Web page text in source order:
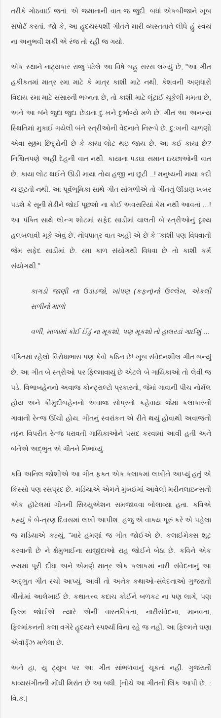
તરીકે ગોઠવાઈ જતાં. એ જમાનાની વાત જ જુદી. બધાં એકબીજાને ખૂબ
સપોર્ટ કરતાં. જો કે, આ હૃદયસ્પર્શી ગીતને મારી વ્યસ્તતાને લીધે હું સ્વયં
ના અનુભવી શકી એ રંજ તો રહી જ ગયો.
એક સ્થાને નાટ્યકાર રાજુ પટેલે આ વિષે બહુ સરસ લખ્યું છે, "આ ગીત
હકીકતમાં માત્ર રમા માટે કે માત્ર કાશી માટે નથી. કેશવની અણધારી
વિદાય રમા માટે સંસારની ભગ્નતા છે, તો કાશી માટે લૂંટાઈ ચૂકેલી મમતા છે,
અને આ બંને જુદા જુદા છેડાના દુ:ખને દુર્ભાગ્યે મળે છે. ગીત આ અનન્ય
સ્થિતિમાં મુકાઈ ગયેલી બંને સ્ત્રીઓની વેદનાને નિરૂપે છે. દુ:ખની ચાળણી
એવા સૂક્ષ્મ છિદ્રોની છે કે કાયા લોટ થઇ જાય છે. આ કઈ કાયા છે?
નિશ્ચિતપણે અહીં દેહની વાત નથી. કાયાના પડઘા સમાન ઇચ્છાઓની વાત
છે. કાયા લોટ થઈને ઊડી માયા તોય હજી ના છૂટી ..! મનુષ્યની માયા કદી
ય છૂટતી નથી. આ પૂર્વભૂમિકા સાથે ગીત સાંભળીએ તો ગીતનું ઊંડાણ ખબર
પડશે કે સૂની મેડીને જોઈ પૂછશો ના કોઈ અવસરિયાં કેમ નથી આવતાં …!
આ પંક્તિ સાથે લોન્ગ શોટમાં સફેદ સાડીમાં ચાલતી બે સ્ત્રીઓનું દૃશ્ય
હલબલાવી મૂકે એવું છે. નોંધપાત્ર વાત અહીં એ છે કે "કાશી પણ વિધવાની
જેમ સફેદ સાડીમાં છે. રમા કાળ સંયોગથી વિધવા છે તો કાશી કર્મ
સંયોગથી.”
કાગડો જાણી ના ઉડાડજો, ખાંપણ (કફન)નો ઉલ્લેખ, એકલી
સળીનો માળો
વળી, માળામાં કોઈ ઈંડું ના મૂકશો, પણ મૂકશો તો હાલરડાં ગાઈશું …
પંક્તિમાં રહેલો વિરોધાભાસ પણ કેવો કઠિન છે! ખૂબ સંવેદનશીલ ગીત બન્યું
છે. આ ગીત બે સ્ત્રીઓ પર ફિલ્માવાયું છે એટલે બે ગાયિકાઓ તો લેવી જ
પડે. વિભાબહેનનો અવાજ કોન્ટ્રાલ્ટો પ્રકારનો, જેમાં ગાવાની પીચ નોર્મલ
હોય અને કૌમુદીબહેનનો અવાજ સોપ્રનો કહેવાય જેમાં કલાકારની
ગાવાની રેન્જ ઊંચી હોય. ગીતનું સ્વરાંકન એ રીતે થયું હોવાથી અવાજની
તદ્દન વિપરીત રેન્જ ધરાવતી ગાયિકાઓને પસંદ કરવામાં આવી હતી અને
બંનેએ અદ્ભુત એ ગીતને નિભાવ્યું.
કવિ અનિલ જોશીએ આ ગીત ફક્ત એક કલાકમાં લખીને આપ્યું હતું એ
કિસ્સો પણ રસપ્રદ છે. મડિયાએ એમને મુંબઈમાં આવેલી મરીનલાઇન્સની
એક હૉટેલમાં ગીતની સિચ્યુએશન સમજાવવા બોલાવ્યા હતા. કવિએ
કહ્યું કે બે-ત્રણ દિવસમાં લખી આપીશ. હજુ એ વાક્ય પૂરું કરે એ પહેલા
જ મડિયાએ કહ્યું, "મારે હમણાં જ ગીત જોઈએ છે. કલાઈમેક્સ શૂટ
કરવાની છે ને ક્ષેમુભાઈના સાજીંદાઓ રાહ જોઈને બેઠા છે. કવિને એક
રૂમમાં પૂરી દીધા અને એમણે માત્ર એક કલાકમાં નારી સંવેદનાનું આ
અદ્ભુત ગીત રચી આપ્યું. આવી તો અનેક કથાઓ-સંવેદનાઓ ગુજરાતી
ગીતોમાં આલેખાઈ છે. કથાતત્ત્વ કદાચ કોઈને બળકટ ના પણ લાગે, પણ
ફિલ્મ જોઈએ ત્યારે એની વાસ્તવિકતા, નારીસંવેદના, માનવતા,
ફિલ્માંકનની કલા વગેરે હૃદયને સ્પર્શ્યા વિના રહે જ નહીં. આ ફિલ્મને ઘણા
એવૉર્ડ્ઝ મળેલા છે.
અને હા, યુ ટ્યુબ પર આ ગીત સાંભળવાનું ચૂકતાં નહીં. ગુજરાતી
કાવ્યસંગીતની મોંઘી મિરાંત છે આ બધી. [નીચે આ ગીતની લિંક આપી છે. :
વિ.ક.]